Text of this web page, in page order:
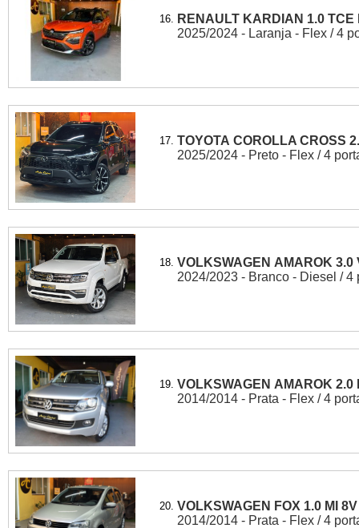
16. RENAULT KARDIAN 1.0 TCE
2025/2024 - Laranja - Flex / 4
17. TOYOTA COROLLA CROSS
2025/2024 - Preto - Flex / 4
18. VOLKSWAGEN AMAROK 3.0
2024/2023 - Branco - Diesel / 4
19. VOLKSWAGEN AMAROK 2.0
2014/2014 - Prata - Flex / 4
20. VOLKSWAGEN FOX 1.0 MI
2014/2014 - Prata - Flex / 4